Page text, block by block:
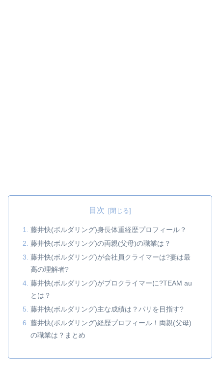
目次
藤井快(ボルダリング)身長体重経歴プロフィール？
藤井快(ボルダリング)の両親(父母)の職業は？
藤井快(ボルダリング)が会社員クライマーは?妻は最
高の理解者?
藤井快(ボルダリング)がプロクライマーに?TEAM au
とは？
藤井快(ボルダリング)主な成績は？パリを目指す?
藤井快(ボルダリング)経歴プロフィール！両親(父母)
の職業は？まとめ